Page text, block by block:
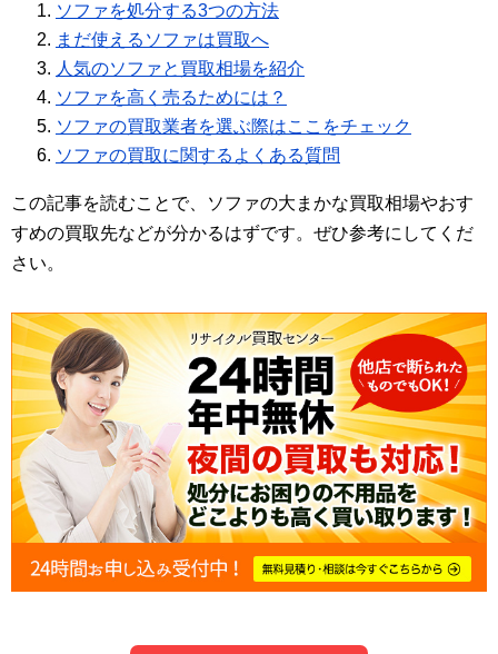
ソファを処分する3つの方法
まだ使えるソファは買取へ
人気のソファと買取相場を紹介
ソファを高く売るためには？
ソファの買取業者を選ぶ際はここをチェック
ソファの買取に関するよくある質問
この記事を読むことで、ソファの大まかな買取相場やおす
すめの買取先などが分かるはずです。ぜひ参考にしてくだ
さい。